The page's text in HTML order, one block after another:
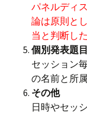
パネルディ
論は原則と
当と判断し
個別発表題
セッション
の名前と所
その他
日時やセッ